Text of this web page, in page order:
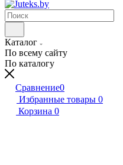
Каталог
По всему сайту
По каталогу
Сравнение0
Избранные товары 0
Корзина 0